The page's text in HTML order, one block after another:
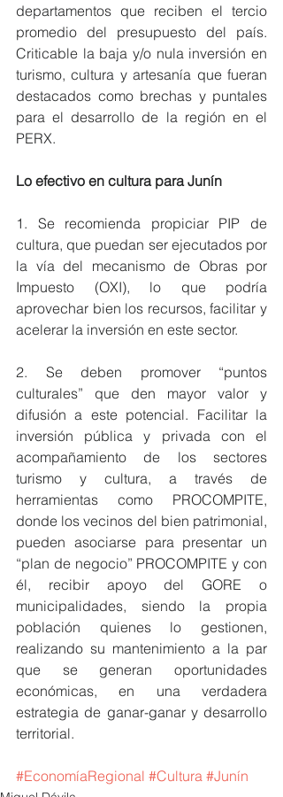
departamentos que reciben el tercio
promedio del presupuesto del país.
Criticable la baja y/o nula inversión en
turismo, cultura y artesanía que fueran
destacados como brechas y puntales
para el desarrollo de la región en el
PERX.
Lo efectivo en cultura para Junín
1. Se recomienda propiciar PIP de
cultura, que puedan ser ejecutados por
la vía del mecanismo de Obras por
Impuesto (OXI), lo que podría
aprovechar bien los recursos, facilitar y
acelerar la inversión en este sector.
2. Se deben promover “puntos
culturales” que den mayor valor y
difusión a este potencial. Facilitar la
inversión pública y privada con el
acompañamiento de los sectores
turismo y cultura, a través de
herramientas como PROCOMPITE,
donde los vecinos del bien patrimonial,
pueden asociarse para presentar un
“plan de negocio” PROCOMPITE y con
él, recibir apoyo del GORE o
municipalidades, siendo la propia
población quienes lo gestionen,
realizando su mantenimiento a la par
que se generan oportunidades
económicas, en una verdadera
estrategia de ganar-ganar y desarrollo
territorial.
#EconomíaRegional #Cultura #Junín